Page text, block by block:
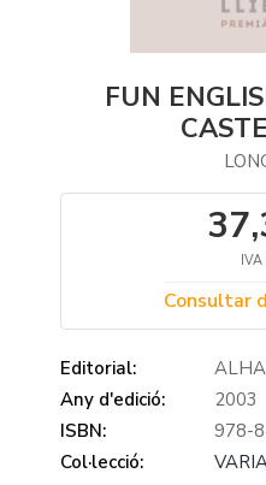
FUN
IVA
Consultar
Editorial:
Any d'edició:
2003
ISBN:
978-
Col·lecció: